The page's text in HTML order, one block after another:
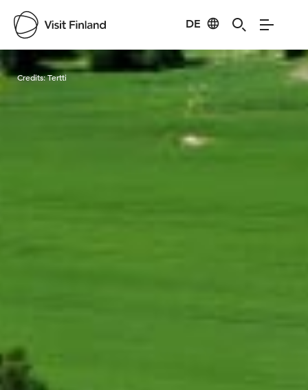
DE
Visit Finland
Credits:Tertti